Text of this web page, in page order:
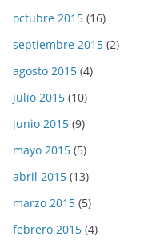
octubre 2015 (16)
septiembre 2015 (2)
agosto 2015 (4)
julio 2015 (10)
junio 2015 (9)
mayo 2015 (5)
abril 2015 (13)
marzo 2015 (5)
febrero 2015 (4)